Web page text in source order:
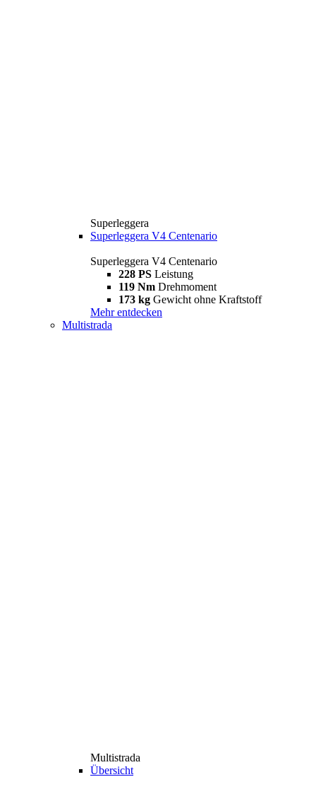
Superleggera
Superleggera V4 Centenario
Superleggera V4 Centenario
228 PS Leistung
119 Nm Drehmoment
173 kg Gewicht ohne Kraftstoff
Mehr entdecken
Multistrada
Multistrada
Übersicht